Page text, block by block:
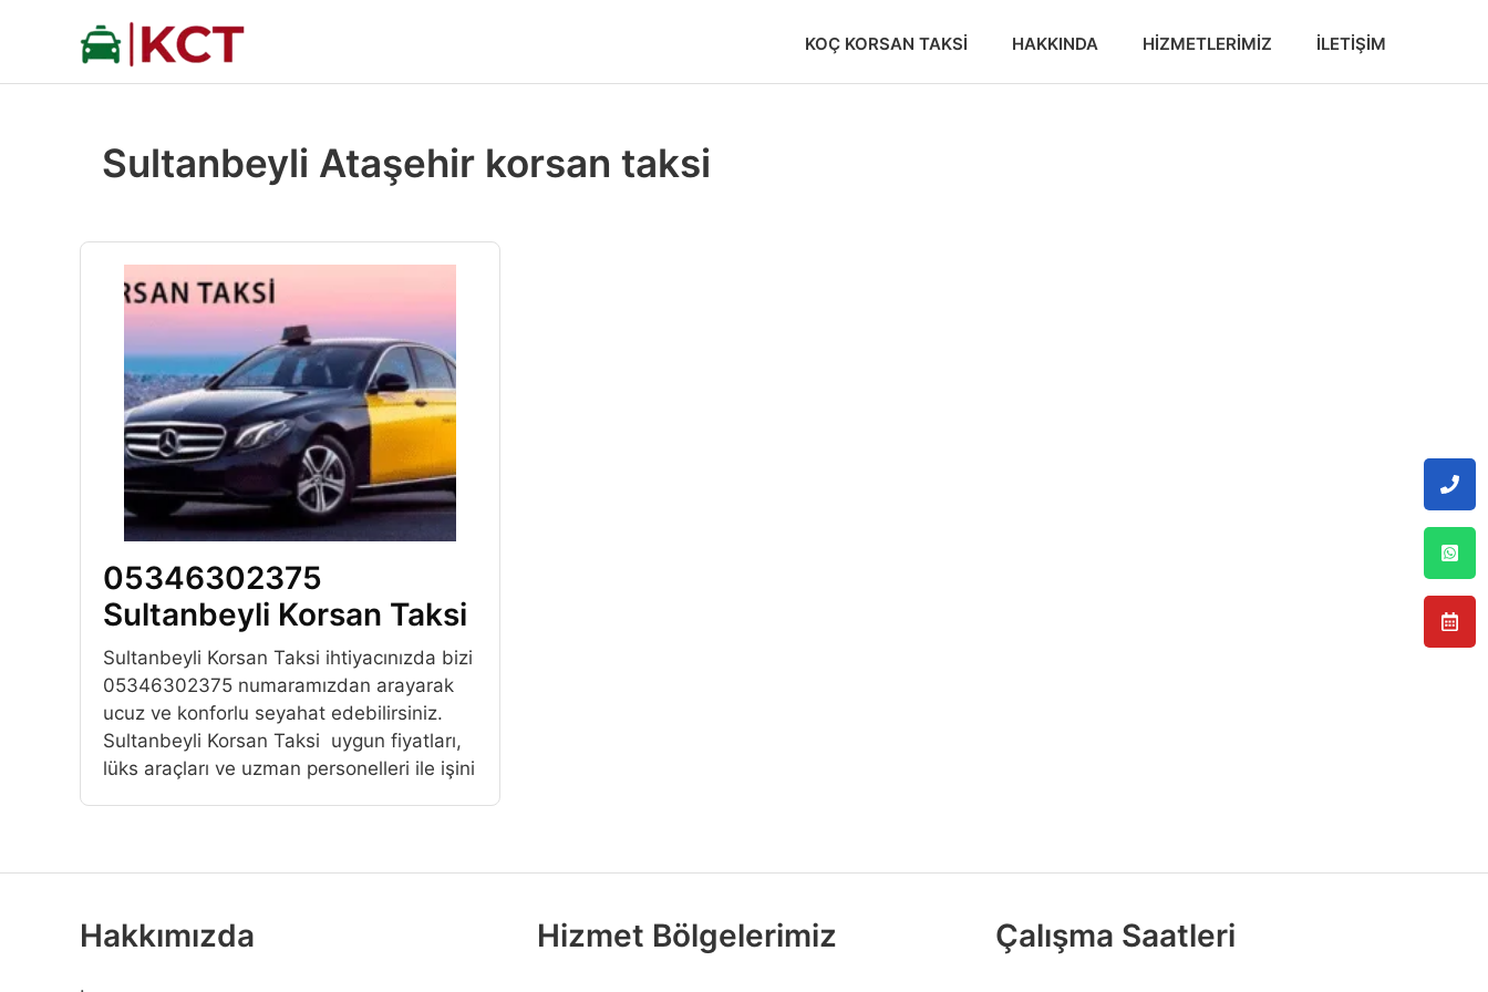
KOÇ KORSAN TAKSI HAKKINDA HIZMETLERIMIZ İLETIŞIM
Sultanbeyli Ataşehir korsan taksi
05346302375
Sultanbeyli Korsan Taksi
Sultanbeyli Korsan Taksi ihtiyacınızda bizi
05346302375 numaramızdan arayarak
ucuz ve konforlu seyahat edebilirsiniz.
Sultanbeyli Korsan Taksi uygun fiyatları,
lüks araçları ve uzman personelleri ile işini
Hakkımızda Hizmet Bölgelerimiz Çalışma Saatleri